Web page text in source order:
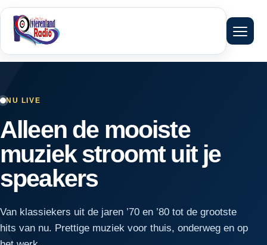
Menu
NU LIVE
Alleen de mooiste
muziek stroomt uit je
speakers
Van klassiekers uit de jaren ’70 en ’80 tot de grootste
hits van nu. Prettige muziek voor thuis, onderweg en op